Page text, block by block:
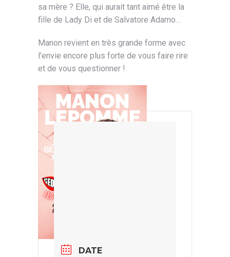
sa mère ? Elle, qui aurait tant aimé être la
fille de Lady Di et de Salvatore Adamo…
Manon revient en très grande forme avec
l’envie encore plus forte de vous faire rire
et de vous questionner !
DATE